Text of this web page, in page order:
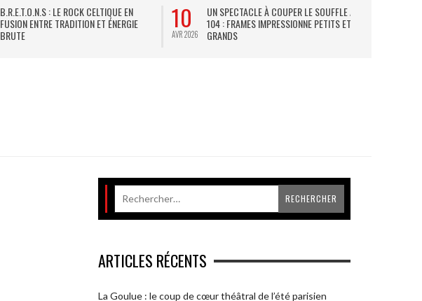
B.R.E.T.O.N.S : LE ROCK CELTIQUE EN
FUSION ENTRE TRADITION ET ÉNERGIE
BRUTE
10
AVR 2026
UN SPECTACLE À COUPER LE SOUFFLE AU
104 : FRAMES IMPRESSIONNE PETITS ET
GRANDS
ARTICLES RÉCENTS
La Goulue : le coup de cœur théâtral de l’été parisien